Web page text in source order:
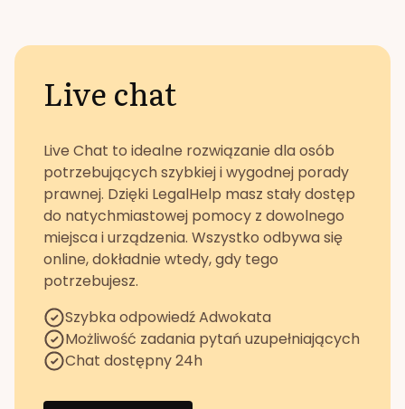
Live chat
Live Chat to idealne rozwiązanie dla osób
potrzebujących szybkiej i wygodnej porady
prawnej. Dzięki LegalHelp masz stały dostęp
do natychmiastowej pomocy z dowolnego
miejsca i urządzenia. Wszystko odbywa się
online, dokładnie wtedy, gdy tego
potrzebujesz.
Szybka odpowiedź Adwokata
Możliwość zadania pytań uzupełniających
Chat dostępny 24h